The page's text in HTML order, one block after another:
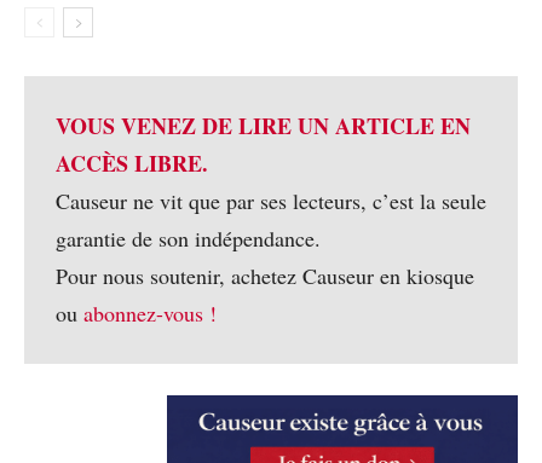
VOUS VENEZ DE LIRE UN ARTICLE EN
ACCÈS LIBRE.
Causeur ne vit que par ses lecteurs, c’est la seule
garantie de son indépendance.
Pour nous soutenir, achetez Causeur en kiosque
ou abonnez-vous !